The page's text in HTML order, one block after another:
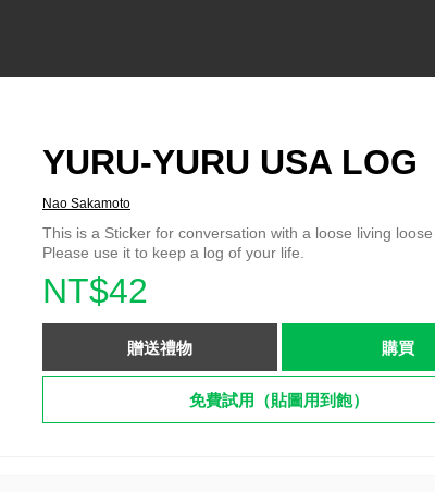
YURU-YURU USA LOG
Nao Sakamoto
This is a Sticker for conversation with a loose living loose
Please use it to keep a log of your life.
NT$42
贈送禮物 購買
免費試用（貼圖用到飽）